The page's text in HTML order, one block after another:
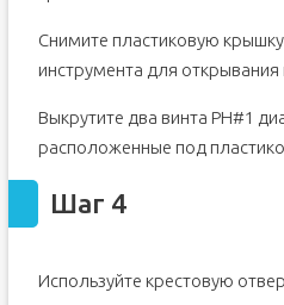
Снимите пластиковую
инструмента для открывания
Выкрутите два винта PH#1
расположенные под
Шаг 4
Используйте крестовую